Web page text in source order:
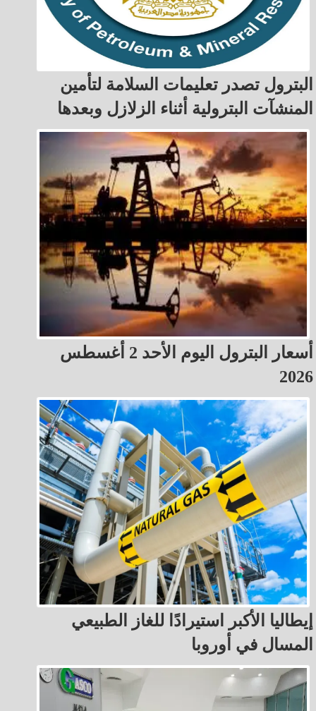
البترول تصدر تعليمات السلامة لتأمين
المنشآت البترولية أثناء الزلازل وبعدها
أسعار البترول اليوم الأحد 2 أغسطس
2026
إيطاليا الأكبر استيرادًا للغاز الطبيعي
المسال في أوروبا